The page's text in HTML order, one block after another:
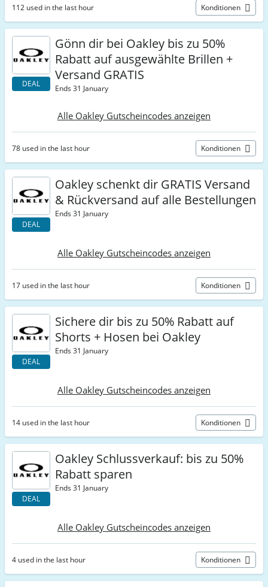
112 used in the last hour Konditionen
DEAL
Gönn dir bei Oakley bis zu 50%
Rabatt auf ausgewählte Brillen +
Versand GRATIS
Ends 31 January
Alle Oakley Gutscheincodes anzeigen
78 used in the last hour Konditionen
DEAL
Oakley schenkt dir GRATIS Versand
& Rückversand auf alle Bestellungen
Ends 31 January
Alle Oakley Gutscheincodes anzeigen
17 used in the last hour Konditionen
DEAL
Sichere dir bis zu 50% Rabatt auf
Shorts + Hosen bei Oakley
Ends 31 January
Alle Oakley Gutscheincodes anzeigen
14 used in the last hour Konditionen
DEAL
Oakley Schlussverkauf: bis zu 50%
Rabatt sparen
Ends 31 January
Alle Oakley Gutscheincodes anzeigen
4 used in the last hour Konditionen